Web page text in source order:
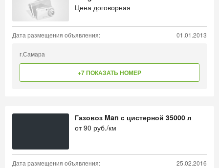
Цена договорная
Дата размещения объявления: 01.01.2013
г.Самара
+7 ПОКАЗАТЬ НОМЕР
Газовоз Man с цистерной 35000 л
от90 руб./км
Дата размещения объявления: 25.02.2016